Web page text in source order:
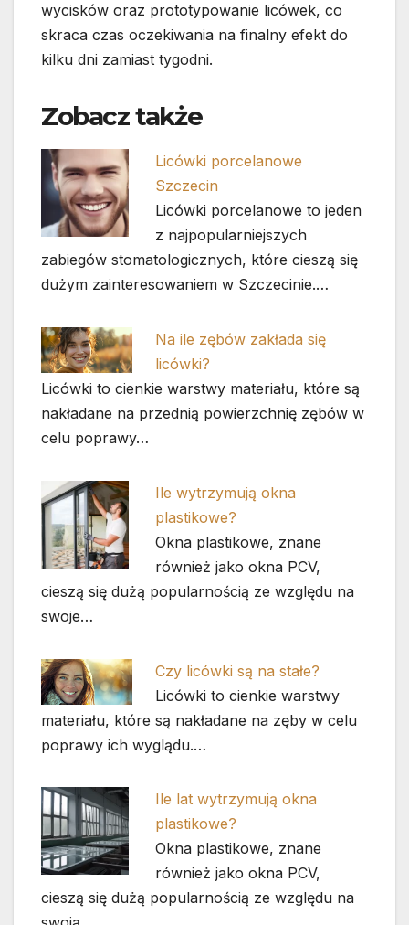
wycisków oraz prototypowanie licówek, co
skraca czas oczekiwania na finalny efekt do
kilku dni zamiast tygodni.
Zobacz także
Licówki porcelanowe
Szczecin
Licówki porcelanowe to jeden
z najpopularniejszych
zabiegów stomatologicznych, które cieszą się
dużym zainteresowaniem w Szczecinie.…
Na ile zębów zakłada się
licówki?
Licówki to cienkie warstwy materiału, które są
nakładane na przednią powierzchnię zębów w
celu poprawy…
Ile wytrzymują okna
plastikowe?
Okna plastikowe, znane
również jako okna PCV,
cieszą się dużą popularnością ze względu na
swoje…
Czy licówki są na stałe?
Licówki to cienkie warstwy
materiału, które są nakładane na zęby w celu
poprawy ich wyglądu.…
Ile lat wytrzymują okna
plastikowe?
Okna plastikowe, znane
również jako okna PCV,
cieszą się dużą popularnością ze względu na